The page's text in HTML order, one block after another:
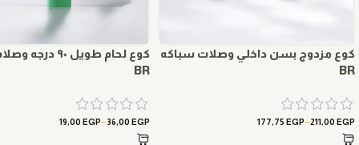
كوع مزدوج بسن داخلي وصلات سباكه
BR
177,75 EGP–211,00 EGP
كوع لحام طويل ٩٠
BR
19,00 EGP–36,00 EGP